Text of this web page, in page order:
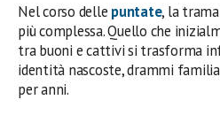
Nel corso delle puntate, la
più complessa. Quello che
tra buoni e cattivi si trasforma
identità nascoste, drammi
per anni.